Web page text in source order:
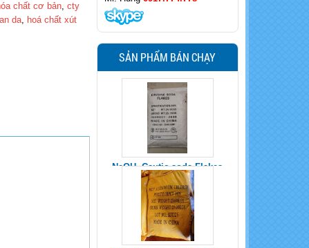
chất cơ bản ,cty
da
hoá chất xút
SẢN PHẨM BÁN CHẠY
Poly Aluminium Chloride -
PAC 31%